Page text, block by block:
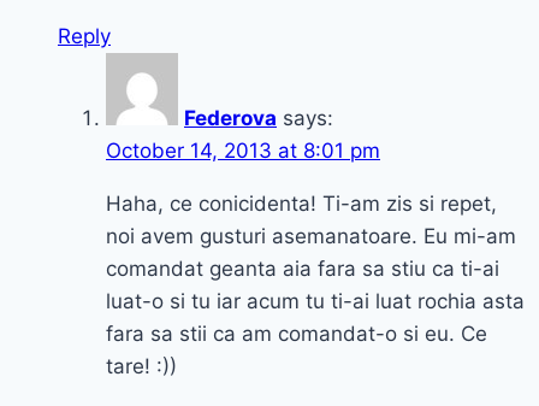
Reply
Federova says:
October 14, 2013 at 8:01 pm
Haha, ce conicidenta! Ti-am zis si repet,
noi avem gusturi asemanatoare. Eu mi-am
comandat geanta aia fara sa stiu ca ti-ai
luat-o si tu iar acum tu ti-ai luat rochia asta
fara sa stii ca am comandat-o si eu. Ce
tare! :))